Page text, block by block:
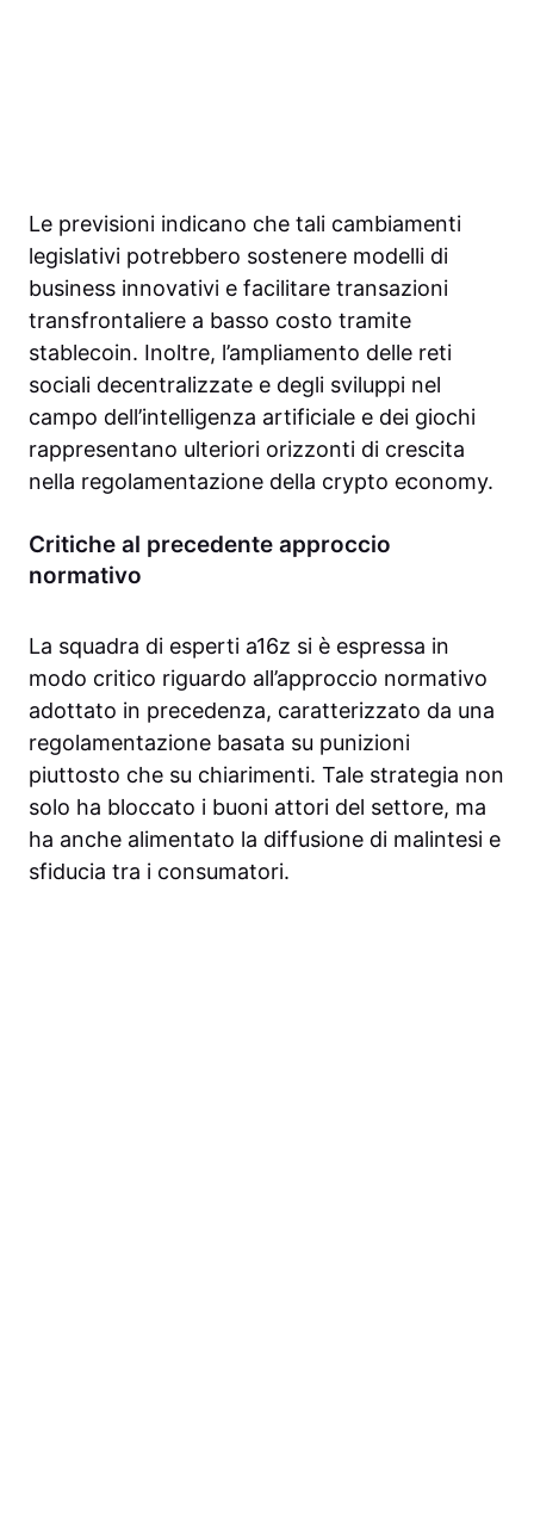
Le previsioni indicano che tali cambiamenti
legislativi potrebbero sostenere modelli di
business innovativi e facilitare transazioni
transfrontaliere a basso costo tramite
stablecoin. Inoltre, l’ampliamento delle reti
sociali decentralizzate e degli sviluppi nel
campo dell’intelligenza artificiale e dei giochi
rappresentano ulteriori orizzonti di crescita
nella regolamentazione della crypto economy.
Critiche al precedente approccio
normativo
La squadra di esperti a16z si è espressa in
modo critico riguardo all’approccio normativo
adottato in precedenza, caratterizzato da una
regolamentazione basata su punizioni
piuttosto che su chiarimenti. Tale strategia non
solo ha bloccato i buoni attori del settore, ma
ha anche alimentato la diffusione di malintesi e
sfiducia tra i consumatori.